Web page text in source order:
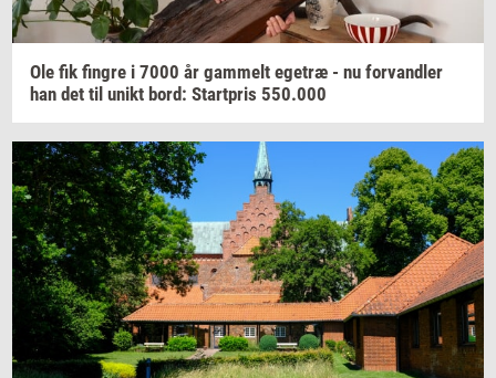
Ole fik fin­gre i 7000 år gam­melt ege­træ - nu for­vand­ler
han det til unikt bord: Start­pris 550.000